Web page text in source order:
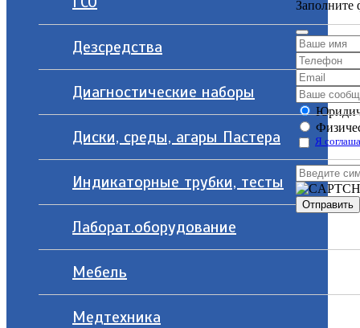
Дезсредства
Диагностические наборы
Диски, среды, агары Пастера
Индикаторные трубки, тесты
Лаборат.оборудование
Мебель
Медтехника
Заполните
Я